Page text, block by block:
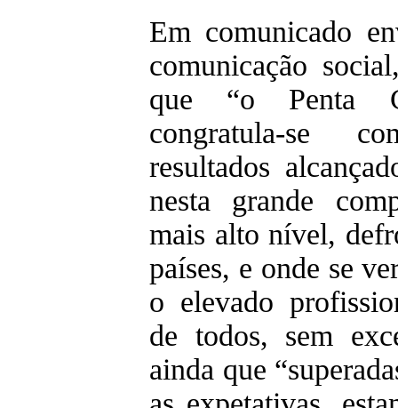
Em comunicado
comunicação
que “o Penta
congratula-se
resultados
nesta grande
mais alto nível,
países, e onde se
o elevado
de todos, sem
ainda que